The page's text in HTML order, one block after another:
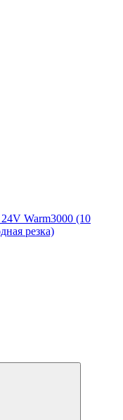
Warm3000 (10
резка)